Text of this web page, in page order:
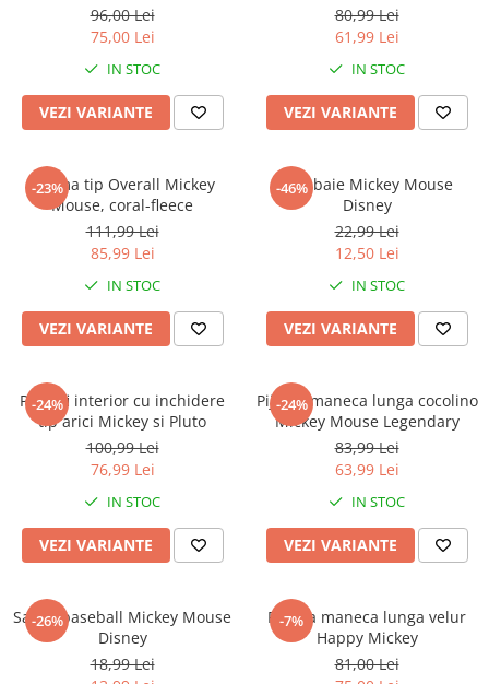
96,00 Lei
75,00 Lei
IN STOC
VEZI VARIANTE
80,99 Lei
61,99 Lei
IN STOC
VEZI VARIANTE
-23%
Pijama tip Overall Mickey
Mouse, coral-fleece
111,99 Lei
85,99 Lei
IN STOC
VEZI VARIANTE
-46%
Slip baie Mickey Mouse
Disney
22,99 Lei
12,50 Lei
IN STOC
VEZI VARIANTE
-24%
Pantofi interior cu inchidere
tip arici Mickey si Pluto
100,99 Lei
76,99 Lei
IN STOC
VEZI VARIANTE
-24%
Pijama maneca lunga cocolino
Mickey Mouse Legendary
83,99 Lei
63,99 Lei
IN STOC
VEZI VARIANTE
-26%
Sapca baseball Mickey Mouse
Disney
18,99 Lei
-7%
Pijama maneca lunga velur
Happy Mickey
81,00 Lei